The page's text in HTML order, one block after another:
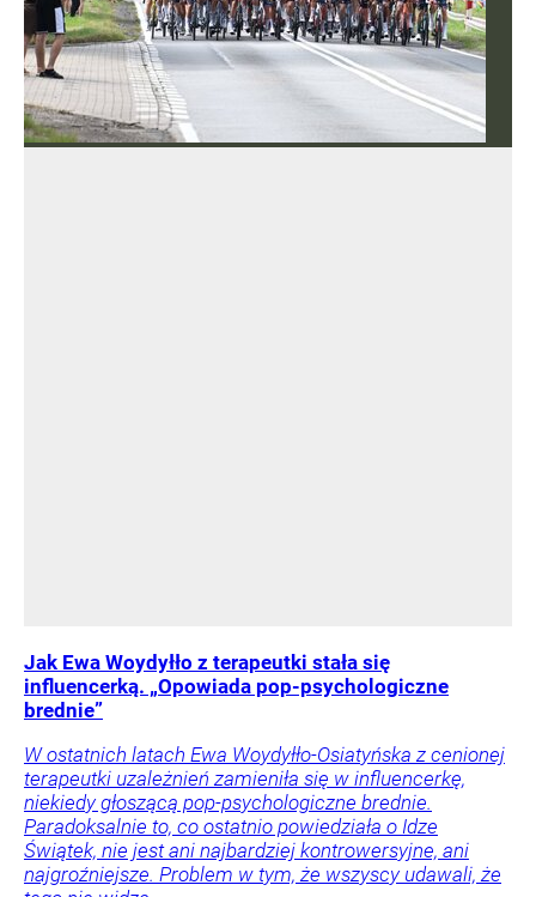
Jak Ewa Woydyłło z terapeutki stała się
influencerką. „Opowiada pop-psychologiczne
brednie”
W ostatnich latach Ewa Woydyłło-Osiatyńska z cenionej
terapeutki uzależnień zamieniła się w influencerkę,
niekiedy głoszącą pop-psychologiczne brednie.
Paradoksalnie to, co ostatnio powiedziała o Idze
Świątek, nie jest ani najbardziej kontrowersyjne, ani
najgroźniejsze. Problem w tym, że wszyscy udawali, że